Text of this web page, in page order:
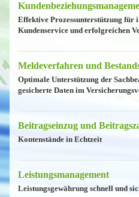
Effektive Prozess­un­ter­stützung für
Kunden­service und erfolg­reichen
Meldever­fahren und
Optimale Unterstützung der
gesicherte Daten im
Beitrags­einzug und
Konten­stände in Echtzeit
Leistungs­ma­nagement
Leistungs­ge­währung schnell und